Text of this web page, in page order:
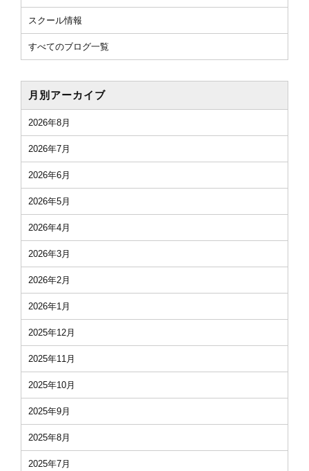
スクール情報
すべてのブログ一覧
月別アーカイブ
2026年8月
2026年7月
2026年6月
2026年5月
2026年4月
2026年3月
2026年2月
2026年1月
2025年12月
2025年11月
2025年10月
2025年9月
2025年8月
2025年7月